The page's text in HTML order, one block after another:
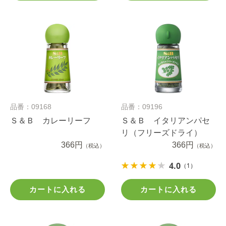
品番：09168
Ｓ＆Ｂ カレーリーフ
366円 （税込）
カートに入れる
品番：09196
Ｓ＆Ｂ イタリアンパセ
リ（フリーズドライ）
366円
（税込）
4.0 （1）
カートに入れる